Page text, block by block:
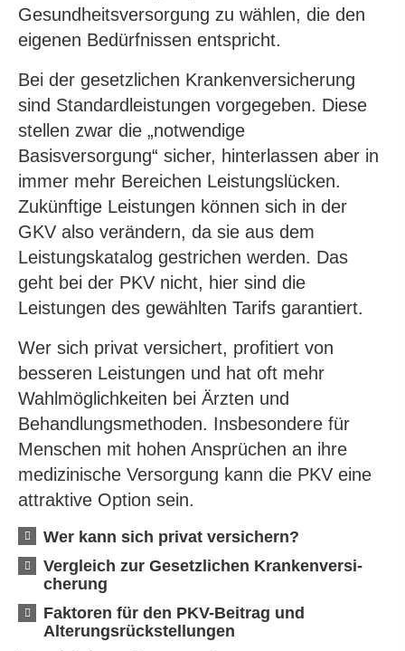
Gesundheitsversorgung zu wählen, die den
eigenen Bedürfnissen entspricht.
Bei der gesetzlichen Kranken­ver­si­che­rung
sind Standardleistungen vorgegeben. Diese
stellen zwar die „notwendige
Basisversorgung“ sicher, hinterlassen aber in
immer mehr Bereichen Leistungslücken.
Zukünftige Leistungen können sich in der
GKV also verändern, da sie aus dem
Leistungskatalog gestrichen werden. Das
geht bei der PKV nicht, hier sind die
Leistungen des gewählten Tarifs garantiert.
Wer sich privat versichert, profitiert von
besseren Leistungen und hat oft mehr
Wahlmöglichkeiten bei Ärzten und
Behandlungsmethoden. Insbesondere für
Menschen mit hohen Ansprüchen an ihre
medizinische Versorgung kann die PKV eine
attraktive Option sein.
Wer kann sich privat ver­sichern?
Vergleich zur Gesetzlichen Kranken­ver­si­
che­rung
Faktoren für den PKV-Beitrag und
Alterungsrückstellungen